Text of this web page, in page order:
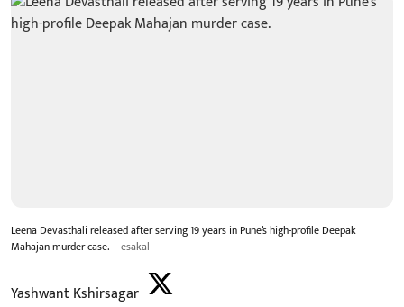
Leena Devasthali released after serving 19 years in Pune’s high-profile Deepak
Mahajan murder case.
esakal
Yashwant Kshirsagar